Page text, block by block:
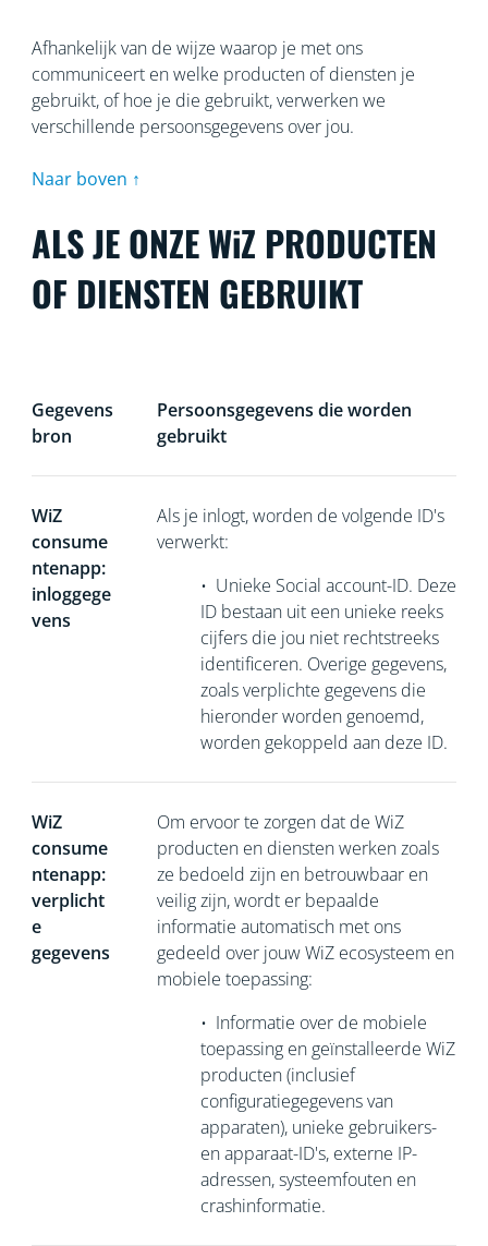
Afhankelijk van de wijze waarop je met ons
communiceert en welke producten of diensten je
gebruikt, of hoe je die gebruikt, verwerken we
verschillende persoonsgegevens over jou.
Naar boven ↑
ALS JE ONZE WiZ PRODUCTEN
OF DIENSTEN GEBRUIKT
Gegevens
bron
Persoonsgegevens die worden
gebruikt
WiZ
consume
ntenapp:
inloggege
vens
Als je inlogt, worden de volgende ID's
verwerkt:
• Unieke Social account-ID. Deze
ID bestaan uit een unieke reeks
cijfers die jou niet rechtstreeks
identificeren. Overige gegevens,
zoals verplichte gegevens die
hieronder worden genoemd,
worden gekoppeld aan deze ID.
WiZ
consume
ntenapp:
verplicht
e
gegevens
Om ervoor te zorgen dat de WiZ
producten en diensten werken zoals
ze bedoeld zijn en betrouwbaar en
veilig zijn, wordt er bepaalde
informatie automatisch met ons
gedeeld over jouw WiZ ecosysteem en
mobiele toepassing:
• Informatie over de mobiele
toepassing en geïnstalleerde WiZ
producten (inclusief
configuratiegegevens van
apparaten), unieke gebruikers-
en apparaat-ID's, externe IP-
adressen, systeemfouten en
crashinformatie.